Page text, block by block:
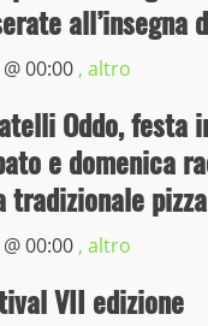
all’insegna
00:00 , altro
Oddo, festa
e domenica
00:00 , altro
VII edizione
19 Gennaio 2023
Trasporto pubblico
capolinea al terminal
giugno
15 Giugno 2023
Giochi Sportivi
Viterbo
10 Maggio 2023